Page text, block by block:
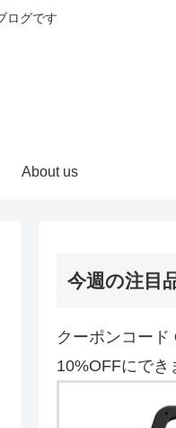
ログです
About us
今週の注目
クーポンコード
10%OFFにでき